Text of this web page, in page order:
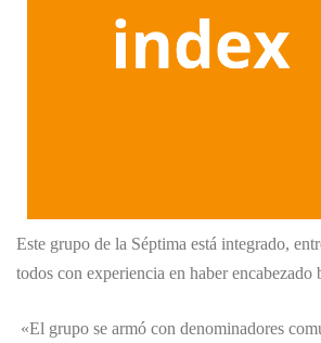
Este grupo de la Séptima está integrado,
todos con experiencia en haber encabezado
«El grupo se armó con denominadores